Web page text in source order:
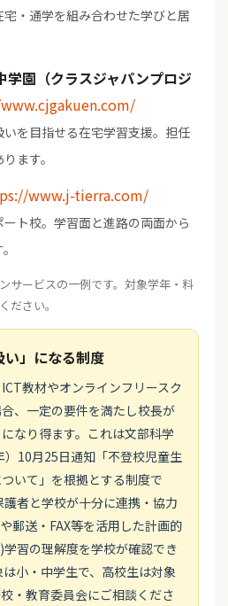
・通学を組み合わせた学びと居
学園（クラスジャパンプロジ
を目指せる在宅学習支援。担任
ます。
www.j-tierra.com/
ト校。学習面と進路の両面から
サービスの一例です。対象学年・料
ださい。
い」になる制度
教材やオンラインフリースク
、一定の要件を満たし校長が
なり得ます。これは文部科学
10月25日通知「不登校児童生
いて」を根拠とする制度で
者と学校が十分に連携・協力
郵送・FAX等を活用した計画的
習の理解度を学校が確認でき
小・中学生で、高校生は対象
・教育委員会にご相談くださ